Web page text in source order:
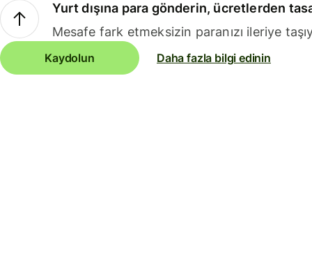
Yurt dışına para gönderin, ücretlerden
Mesafe fark etmeksizin paranızı ileriye
Kaydolun Daha fazla bilgi edinin